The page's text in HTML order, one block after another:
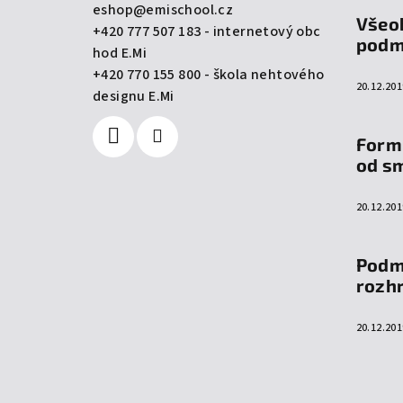
eshop@emischool.cz
+420 777 507 183 - internetový obc
hod E.Mi
+420 770 155 800 - škola nehtového
designu E.Mi
od